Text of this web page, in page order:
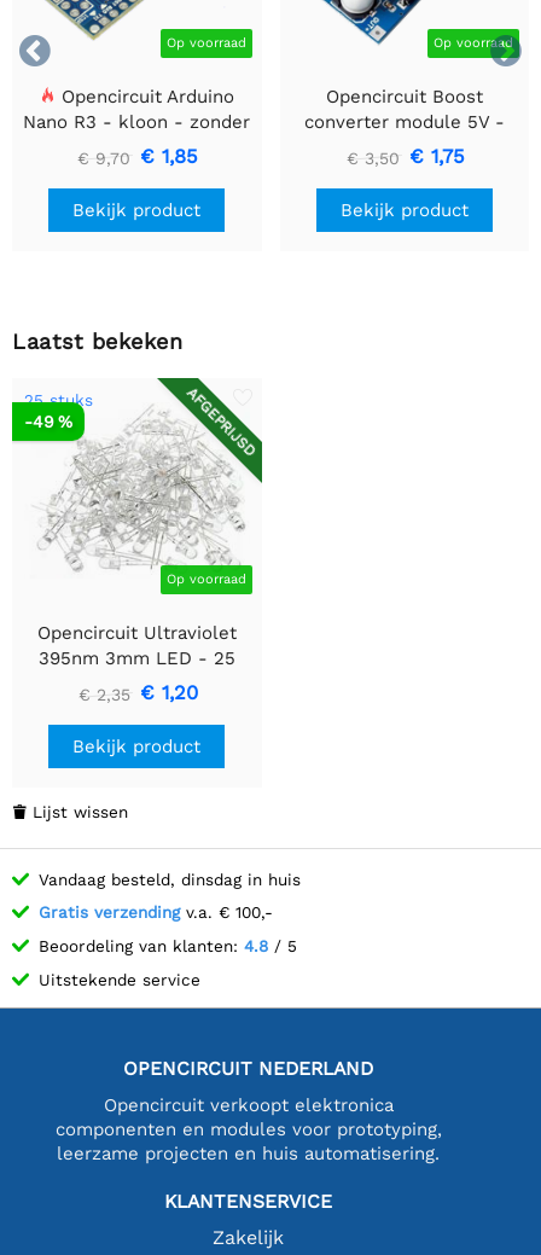

 Op voorraad
Opencircuit Arduino
Nano R3 - kloon - zonder
headers
€ 9,70 € 1,85
Bekijk product
Op voorraad
Opencircuit Boost
converter module 5V -
35V XL6009
€ 3,50 € 1,75
Bekijk product
Laatst bekeken
AFGEPRIJSD
25 stuks
Op voorraad
-49 %
Opencircuit Ultraviolet
395nm 3mm LED - 25
stuks
€ 2,35 € 1,20
Bekijk product
 Lijst wissen
Vandaag besteld, dinsdag in huis
Gratis verzendingv.a. € 100,-
Beoordeling van klanten: 4.8 / 5
Uitstekende service
OPENCIRCUIT NEDERLAND
Opencircuit verkoopt elektronica
componenten en modules voor prototyping,
leerzame projecten en huis automatisering.
KLANTENSERVICE
Zakelijk